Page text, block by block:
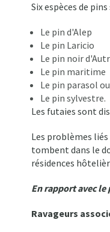
Six espèces de
Le pin d'Alep
Le pin Laricio
Le pin noir
Le pin maritime
Le pin parasol
Le pin sylvestre.
Les futaies sont
Les problèmes
tombent dans le
résidences
En rapport avec le
Ravageurs